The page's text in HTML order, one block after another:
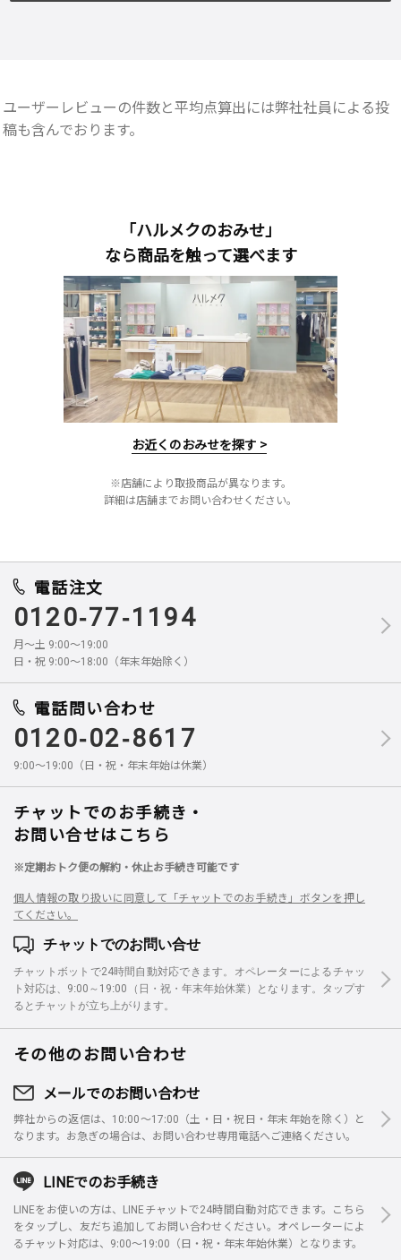
ユーザーレビューの件数と平均点算出には弊社社員による投
稿も含んでおります。
「ハルメクのおみせ」
なら商品を触って選べます
お近くのおみせを探す >
※店舗により取扱商品が異なります。
詳細は店舗までお問い合わせください。
電話注文
0120-77-1194
月～土 9:00～19:00
日・祝 9:00～18:00（年末年始除く）
電話問い合わせ
0120-02-8617
9:00～19:00（日・祝・年末年始は休業）
チャットでのお手続き・
お問い合せはこちら
※定期おトク便の解約・休止お手続き可能です
個人情報の取り扱いに同意して「チャットでのお手続き」ボタンを押し
てください。
チャットでのお問い合せ
チャットボットで24時間自動対応できます。オペレーターによるチャッ
ト対応は、9:00～19:00（日・祝・年末年始休業）となります。タップす
るとチャットが立ち上がります。
その他のお問い合わせ
メールでのお問い合わせ
弊社からの返信は、10:00～17:00（土・日・祝日・年末年始を除く）と
なります。お急ぎの場合は、お問い合わせ専用電話へご連絡ください。
LINEでのお手続き
LINEをお使いの方は、LINEチャットで24時間自動対応できます。こちら
をタップし、友だち追加してお問い合わせください。オペレーターによ
るチャット対応は、9:00～19:00（日・祝・年末年始休業）となります。